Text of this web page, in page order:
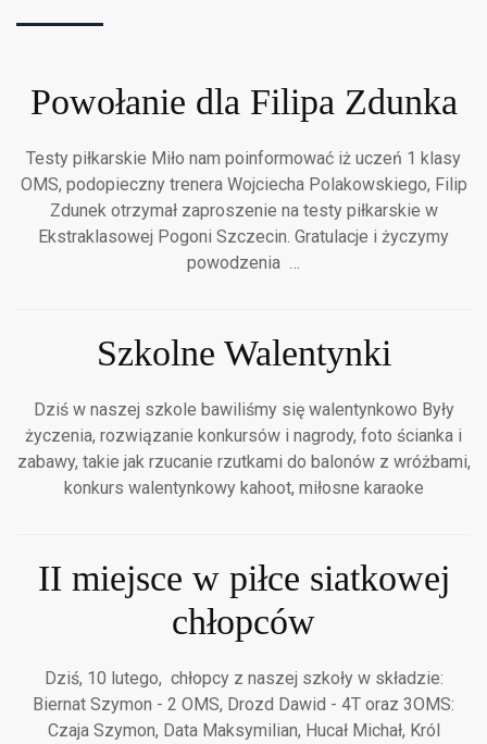
Powołanie dla Filipa Zdunka
Testy piłkarskie Miło nam poinformować iż uczeń 1 klasy
OMS, podopieczny trenera Wojciecha Polakowskiego, Filip
Zdunek otrzymał zaproszenie na testy piłkarskie w
Ekstraklasowej Pogoni Szczecin. Gratulacje i życzymy
powodzenia …
Szkolne Walentynki
Dziś w naszej szkole bawiliśmy się walentynkowo Były
życzenia, rozwiązanie konkursów i nagrody, foto ścianka i
zabawy, takie jak rzucanie rzutkami do balonów z wróżbami,
konkurs walentynkowy kahoot, miłosne karaoke
II miejsce w piłce siatkowej
chłopców
Dziś, 10 lutego, chłopcy z naszej szkoły w składzie:
Biernat Szymon - 2 OMS, Drozd Dawid - 4T oraz 3OMS:
Czaja Szymon, Data Maksymilian, Hucał Michał, Król